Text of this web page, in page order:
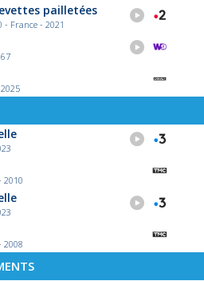
pailletées
- France - 2021
2010
2008